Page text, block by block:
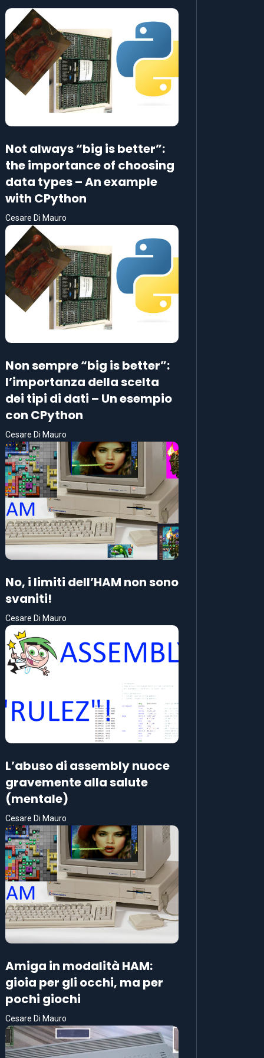
Not always “big is better”:
the importance of choosing
data types – An example
with CPython
Cesare Di Mauro
Non sempre “big is better”:
l’importanza della scelta
dei tipi di dati – Un esempio
con CPython
Cesare Di Mauro
No, i limiti dell’HAM non sono
svaniti!
Cesare Di Mauro
L’abuso di assembly nuoce
gravemente alla salute
(mentale)
Cesare Di Mauro
Amiga in modalità HAM:
gioia per gli occhi, ma per
pochi giochi
Cesare Di Mauro